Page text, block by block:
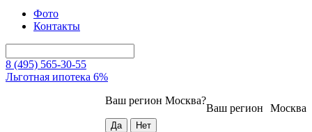
Фото
Контакты
8 (495) 565-30-55
Льготная ипотека 6%
Москва
Ваш регион
Ваш регион Москва?